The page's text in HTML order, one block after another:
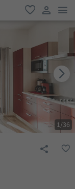
favorit
user link
1/36